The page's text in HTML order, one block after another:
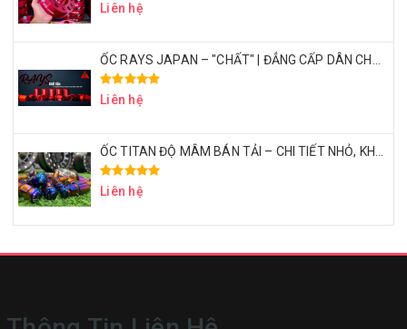
Liên hệ
ỐC RAYS JAPAN – "CHẤT" | ĐẲNG CẤP DÂN CHƠI BÁN TẢI THỂ THAO
Liên hệ
ỐC TITAN ĐỘ MÂM BÁN TẢI – CHI TIẾT NHỎ, KHẲNG ĐỊNH ĐẲNG CẤP
Liên hệ